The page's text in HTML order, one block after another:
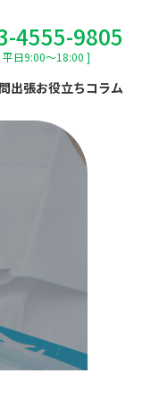
4555-9805
平日9:00～18:00 ]
出張お役立ちコラム